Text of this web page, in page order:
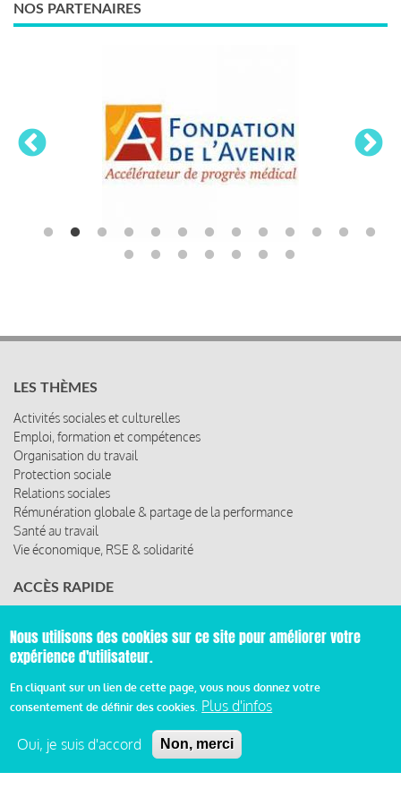
NOS PARTENAIRES
LES THÈMES
Activités sociales et culturelles
Emploi, formation et compétences
Organisation du travail
Protection sociale
Relations sociales
Rémunération globale & partage de la performance
Santé au travail
Vie économique, RSE & solidarité
ACCÈS RAPIDE
Les rencontres
Les ressources
© 2019 Miroir Social - Réalisé par
Mentions légales et condition générale d’utilisation et
Nous utilisons des cookies sur ce site pour améliorer votre
expérience d'utilisateur.
En cliquant sur un lien de cette page, vous nous donnez votre
consentement de définir des cookies. Plus d'infos
Oui, je suis d'accord Non, merci